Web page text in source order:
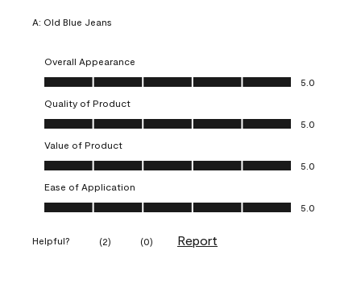
A: Old Blue Jeans
Overall Appearance
Overall Appearance, 5.0 out of 5
5.0
Quality of Product
Quality of Product, 5.0 out of 5
5.0
Value of Product
Value of Product, 5.0 out of 5
5.0
Ease of Application
Ease of Application, 5.0 out of 5
5.0
Helpful? (2) (0) Report